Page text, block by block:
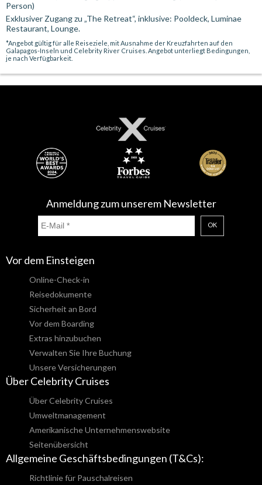
Person)
Exklusiver Zugang zu „The Retreat“, inklusive: Pooldeck, Luminae
Restaurant, Lounge.
*Angebot gültig für alle Reiseziele, mit Ausnahme der Kreuzfahrten auf den
Galapagos-Inseln und Celebrity River Cruises. Angebot unterliegt Bedingungen,
je nach Verfügbarkeit.
Anmeldung zum unserem Newsletter
OK
Vor dem Einsteigen
Online-Check-in
Reisedokumente
Sicherheit an Bord
Vor dem Boarding
Extras hinzubuchen
Verwalten Sie Ihre Buchung
Unsere Versicherungen
Über Celebrity Cruises
Über Celebrity Cruises
Umweltmanagement
Amerikanische Unternehmenswebsite
Seitenübersicht
Allgemeine Geschäftsbedingungen (T&Cs):
Richtlinie für Pauschalreisen